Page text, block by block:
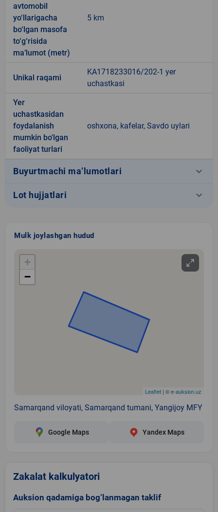
avtomobil
yo‘llarigacha
bo‘lgan masofa
to‘g‘risida
ma’lumot (metr)
5 km
Unikal raqami
KA1718233016/202-1 yer
uchastkasi
Yer
uchastkasidan
foydalanish
mumkin bo'lgan
faoliyat turlari
oshxona, kafelar, Savdo uylari
Buyurtmachi ma’lumotlari keyboard_arrow_down
Lot hujjatlari keyboard_arrow_down
Mulk joylashgan hudud
+
−
Leaflet | ©e-auksion.uz
Samarqand viloyati, Samarqand tumani, Yangijoy MFY
Google Maps Yandex Maps
Zakalat kalkulyatori
Auksion qadamiga bog‘lanmagan taklif